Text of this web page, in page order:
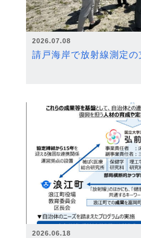
2026.07.08
請戸海岸で放射線測定の
2026.06.18